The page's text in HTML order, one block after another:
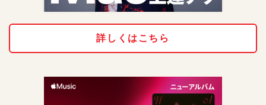
詳しくはこちら